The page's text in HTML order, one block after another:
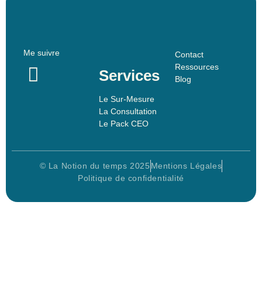
Me suivre
Services
Le Sur-Mesure
La Consultation
Le Pack CEO
Contact
Ressources
Blog
© La Notion du temps 2025 Mentions Légales
Politique de confidentialité